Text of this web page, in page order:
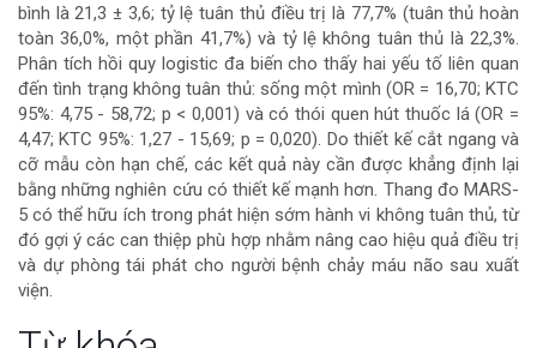
bài
viết
bình là 21,3 ± 3,6; tỷ lệ tuân thủ điều trị là 77,7% (tuân thủ hoàn
toàn 36,0%, một phần 41,7%) và tỷ lệ không tuân thủ là 22,3%.
Phân tích hồi quy logistic đa biến cho thấy hai yếu tố liên quan
đến tình trạng không tuân thủ: sống một mình (OR = 16,70; KTC
95%: 4,75 - 58,72; p < 0,001) và có thói quen hút thuốc lá (OR =
4,47; KTC 95%: 1,27 - 15,69; p = 0,020). Do thiết kế cắt ngang và
cỡ mẫu còn hạn chế, các kết quả này cần được khẳng định lại
bằng những nghiên cứu có thiết kế mạnh hơn. Thang đo MARS-
5 có thể hữu ích trong phát hiện sớm hành vi không tuân thủ, từ
đó gợi ý các can thiệp phù hợp nhằm nâng cao hiệu quả điều trị
và dự phòng tái phát cho người bệnh chảy máu não sau xuất
viện.